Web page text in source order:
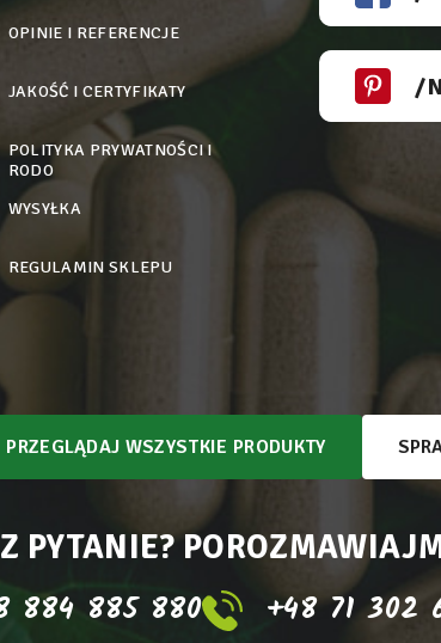
OPINIE I REFERENCJE
JAKOŚĆ I CERTYFIKATY
POLITYKA PRYWATNOŚCI I
RODO
WYSYŁKA
REGULAMIN SKLEPU
/
PRZEGLĄDAJ WSZYSTKIE PRODUKTY
PYTANIE?
884 885 880 +48 71 302